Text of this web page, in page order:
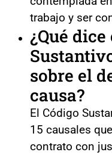
trabajo y ser
¿Qué
sobre el
causa?
El Código
15 causales
contrato con